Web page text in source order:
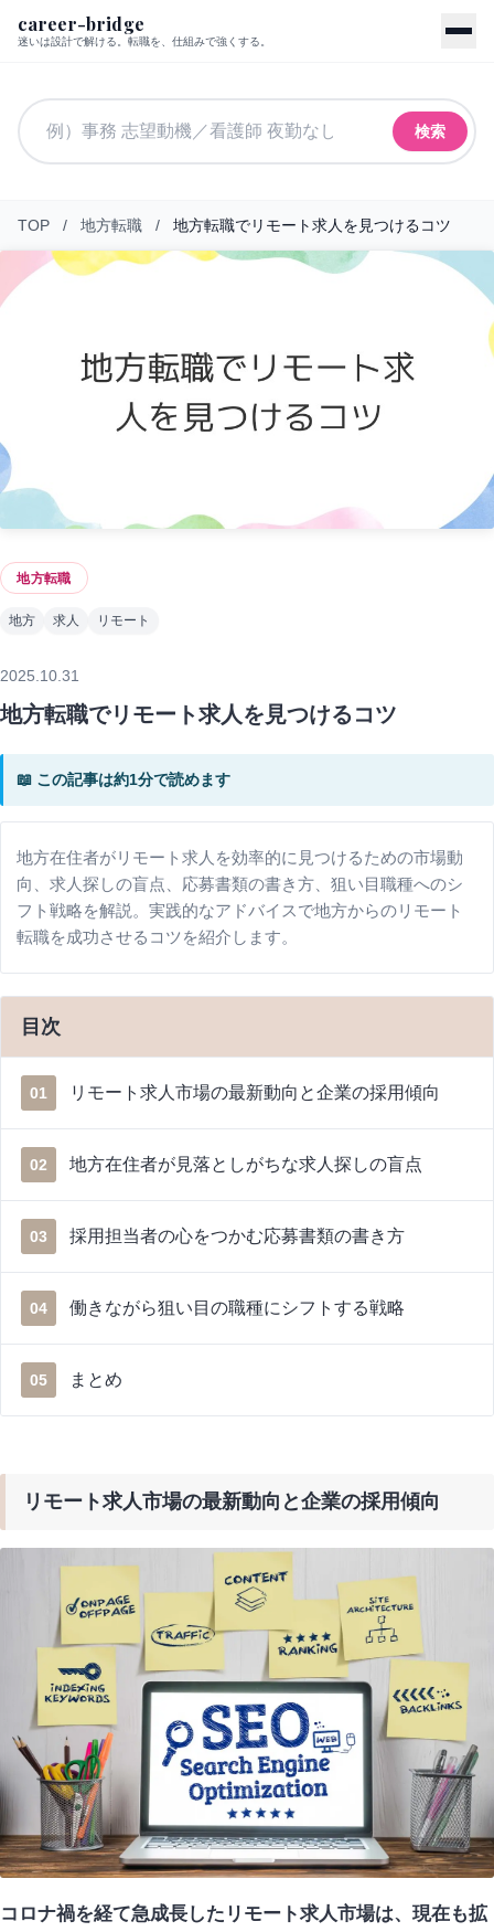
career-bridge
迷いは設計で解ける。転職を、仕組みで強くする。
検索
TOP / 地方転職 / 地方転職でリモート求人を見つけるコツ
地方転職
地方 求人 リモート
2025.10.31
地方転職でリモート求人を見つけるコツ
📖 この記事は約1分で読めます
地方在住者がリモート求人を効率的に見つけるための市場動
向、求人探しの盲点、応募書類の書き方、狙い目職種へのシ
フト戦略を解説。実践的なアドバイスで地方からのリモート
転職を成功させるコツを紹介します。
目次
01 リモート求人市場の最新動向と企業の採用傾向
02 地方在住者が見落としがちな求人探しの盲点
03 採用担当者の心をつかむ応募書類の書き方
04 働きながら狙い目の職種にシフトする戦略
05 まとめ
リモート求人市場の最新動向と企業の採用傾向
コロナ禍を経て急成長したリモート求人市場は、現在も拡